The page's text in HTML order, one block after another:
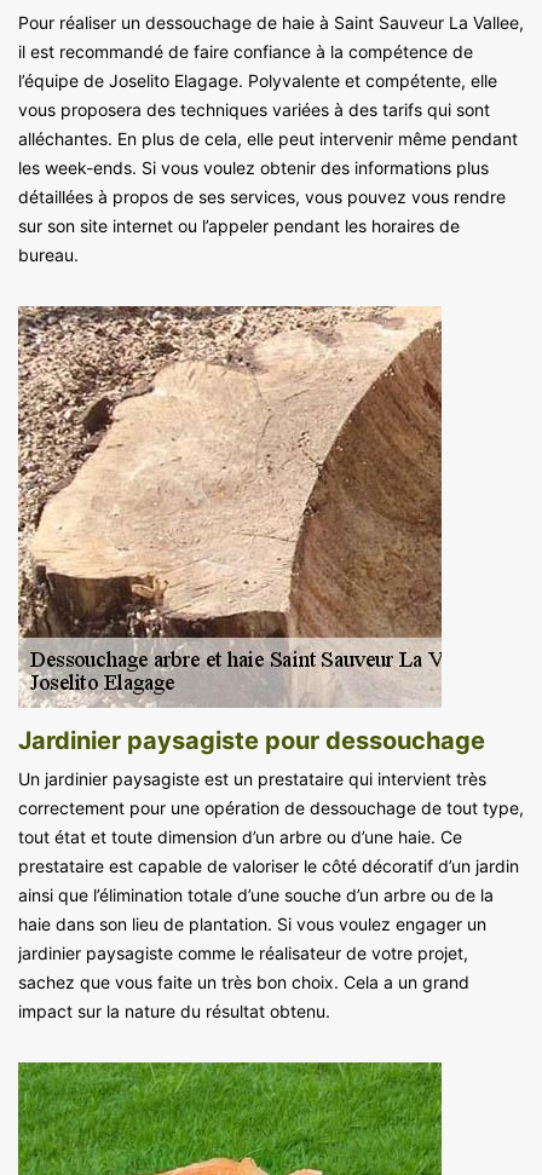
Pour réaliser un dessouchage de haie à Saint Sauveur La Vallee,
il est recommandé de faire confiance à la compétence de
l’équipe de Joselito Elagage. Polyvalente et compétente, elle
vous proposera des techniques variées à des tarifs qui sont
alléchantes. En plus de cela, elle peut intervenir même pendant
les week-ends. Si vous voulez obtenir des informations plus
détaillées à propos de ses services, vous pouvez vous rendre
sur son site internet ou l’appeler pendant les horaires de
bureau.
Jardinier paysagiste pour dessouchage
Un jardinier paysagiste est un prestataire qui intervient très
correctement pour une opération de dessouchage de tout type,
tout état et toute dimension d’un arbre ou d’une haie. Ce
prestataire est capable de valoriser le côté décoratif d’un jardin
ainsi que l’élimination totale d’une souche d’un arbre ou de la
haie dans son lieu de plantation. Si vous voulez engager un
jardinier paysagiste comme le réalisateur de votre projet,
sachez que vous faite un très bon choix. Cela a un grand
impact sur la nature du résultat obtenu.